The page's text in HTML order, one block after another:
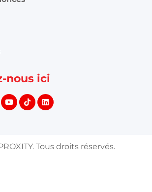
nous ici
Tous droits réservés.